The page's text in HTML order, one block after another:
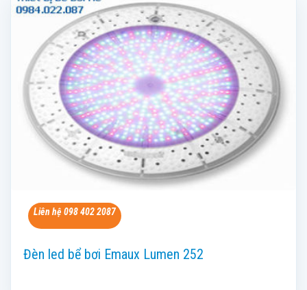
Liên hệ 098 402 2087
Đèn led bể bơi Emaux Lumen 252